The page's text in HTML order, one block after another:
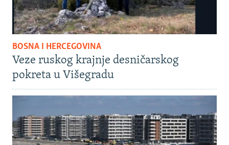
BOSNA I HERCEGOVINA
Veze ruskog krajnje desničarskog
pokreta u Višegradu